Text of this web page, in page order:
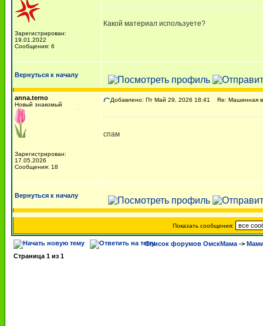
Зарегистрирован:
19.01.2022
Сообщения: 6
Какой материал используете?
Вернуться к началу
anna.terno
Новый знакомый
Зарегистрирован:
17.05.2026
Сообщения: 18
Добавлено: Пт Май 29, 2026 18:41 Re: Машинная
спам
Вернуться к началу
Показать сообщения:
Список форумов ОмскМама ->
Страница 1 из 1